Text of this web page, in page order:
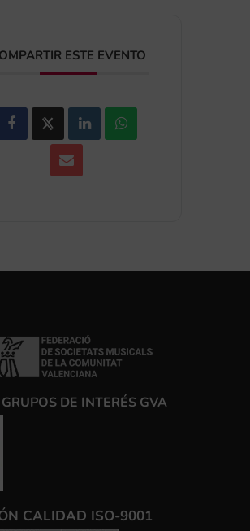
ESTE EVENTO
DE INTERÉS GVA
CALIDAD ISO-9001